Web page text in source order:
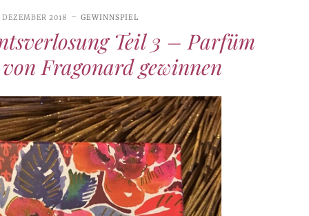
DEZEMBER 2018 GEWINNSPIEL
Teil 3 – Parfüm
Fragonard gewinnen